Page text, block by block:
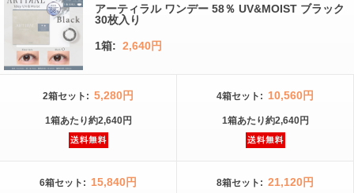
アーティラル ワンデー 58％ UV&MOIST ブラック
30枚入り
1箱: 2,640円
2箱セット : 5,280円
1箱あたり約2,640円
4箱セット : 10,560円
1箱あたり約2,640円
6箱セット : 15,840円 8箱セット : 21,120円